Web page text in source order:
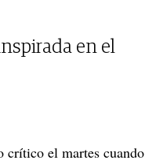
en el
crítico el martes cuando